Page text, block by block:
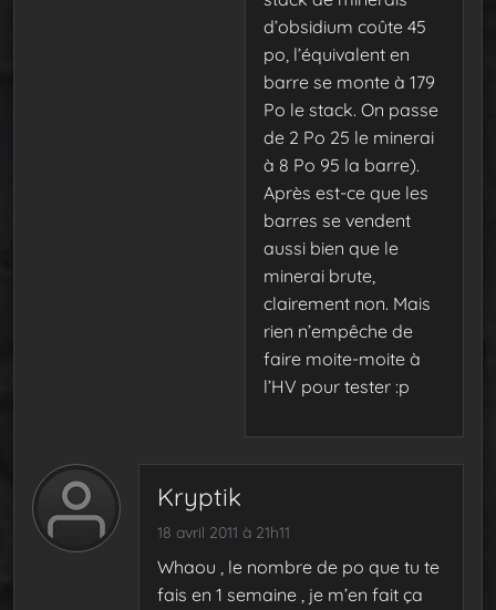
d’obsidium coûte 45
po, l’équivalent en
barre se monte à 179
Po le stack. On passe
de 2 Po 25 le minerai
à 8 Po 95 la barre).
Après est-ce que les
barres se vendent
aussi bien que le
minerai brute,
clairement non. Mais
rien n’empêche de
faire moite-moite à
l’HV pour tester :p
Kryptik
18 avril 2011 à 21h11
Whaou , le nombre de po que tu te
fais en 1 semaine , je m’en fait ça